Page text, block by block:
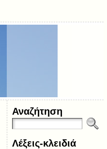
Αναζήτηση
Λέξεις-κλειδιά